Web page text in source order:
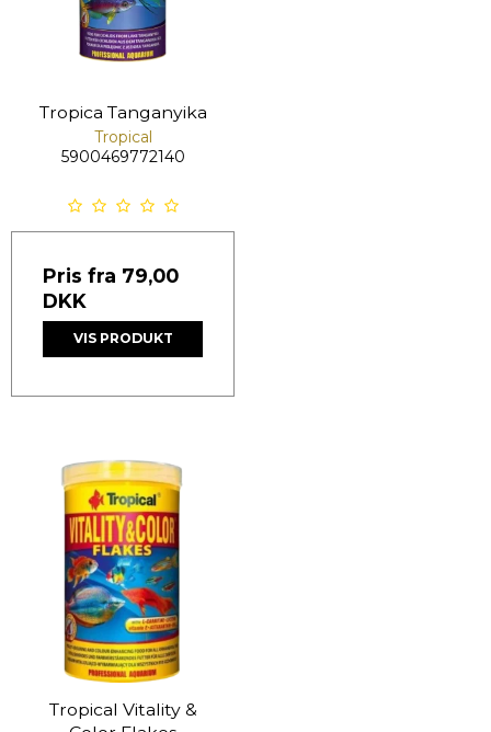
Tropica Tanganyika
Tropical
5900469772140
Pris fra 79,00
DKK
VIS PRODUKT
Tropical Vitality &